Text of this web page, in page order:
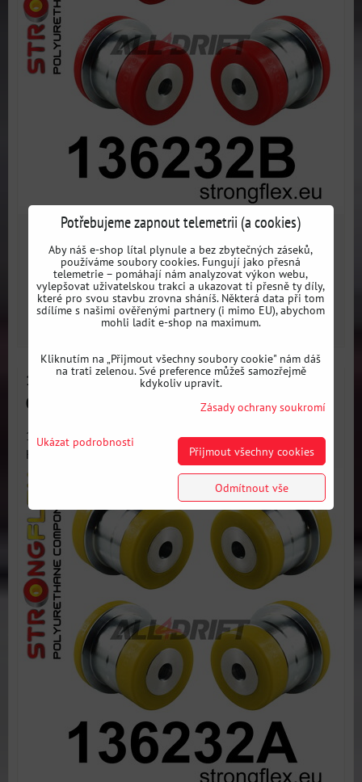
4047 Kčs DPH
Dostupnost:3 dni
ZVOLTE VARIANTU
136232A Sada silentbloků zadní nápravnice SPORT
Opel / Saab
136232A: Sada silentbloků zadní nápravnice SPORT -
Kompletní sada...
Potřebujeme zapnout telemetrii (a cookies)
Aby náš e-shop lítal plynule a bez zbytečných záseků,
používáme soubory cookies. Fungují jako přesná
telemetrie – pomáhají nám analyzovat výkon webu,
vylepšovat uživatelskou trakci a ukazovat ti přesně ty díly,
které pro svou stavbu zrovna sháníš. Některá data při tom
sdílíme s našimi ověřenými partnery (i mimo EU), abychom
mohli ladit e-shop na maximum.
Kliknutím na „Přijmout všechny soubory cookie" nám dáš
na trati zelenou. Své preference můžeš samozřejmě
kdykoliv upravit.
Zásady ochrany soukromí
Ukázat podrobnosti
Přijmout všechny cookies
Odmítnout vše